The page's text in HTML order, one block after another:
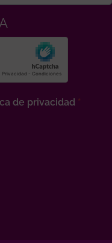
de privacidad